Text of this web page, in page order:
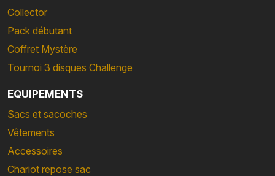
Collector
Pack débutant
Coffret Mystère
Tournoi 3 disques Challenge
EQUIPEMENTS
Sacs et sacoches
Vêtements
Accessoires
Chariot repose sac